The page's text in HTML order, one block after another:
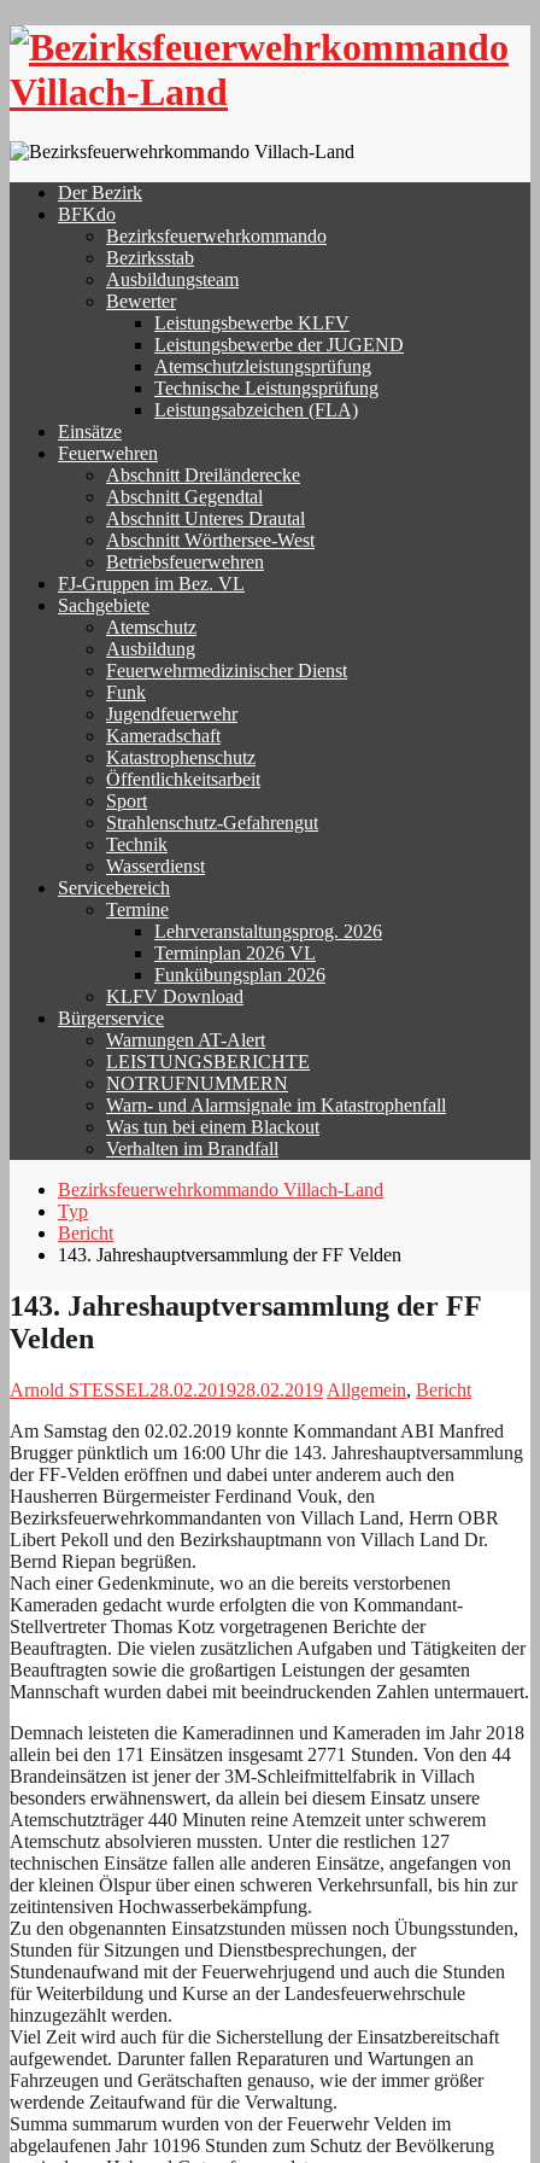
Skip
content
Der Bezirk
BFKdo
Bezirksfeuerwehrkommando
Bezirksstab
Ausbildungsteam
Bewerter
Leistungsbewerbe KLFV
Leistungsbewerbe der JUGEND
Atemschutzleistungsprüfung
Technische Leistungsprüfung
Leistungsabzeichen (FLA)
Einsätze
Feuerwehren
Abschnitt Dreiländerecke
Abschnitt Gegendtal
Abschnitt Unteres Drautal
Abschnitt Wörthersee-West
Betriebsfeuerwehren
FJ-Gruppen im Bez. VL
Sachgebiete
Atemschutz
Ausbildung
Feuerwehrmedizinischer Dienst
Funk
Jugendfeuerwehr
Kameradschaft
Katastrophenschutz
Öffentlichkeitsarbeit
Sport
Strahlenschutz-Gefahrengut
Technik
Wasserdienst
Servicebereich
Termine
Lehrveranstaltungsprog. 2026
Terminplan 2026 VL
Funkübungsplan 2026
KLFV Download
Bürgerservice
Warnungen AT-Alert
LEISTUNGSBERICHTE
NOTRUFNUMMERN
Warn- und Alarmsignale im Katastrophenfall
Was tun bei einem Blackout
Verhalten im Brandfall
Bezirksfeuerwehrkommando Villach-Land
Typ
Bericht
143. Jahreshauptversammlung der FF Velden
143. Jahreshauptversammlung der FF
Velden
Arnold STESSEL28.02.201928.02.2019 Allgemein, Bericht
Am Samstag den 02.02.2019 konnte Kommandant ABI Manfred
Brugger pünktlich um 16:00 Uhr die 143. Jahreshauptversammlung
der FF-Velden eröffnen und dabei unter anderem auch den
Hausherren Bürgermeister Ferdinand Vouk, den
Bezirksfeuerwehrkommandanten von Villach Land, Herrn OBR
Libert Pekoll und den Bezirkshauptmann von Villach Land Dr.
Bernd Riepan begrüßen.
Nach einer Gedenkminute, wo an die bereits verstorbenen
Kameraden gedacht wurde erfolgten die von Kommandant-
Stellvertreter Thomas Kotz vorgetragenen Berichte der
Beauftragten. Die vielen zusätzlichen Aufgaben und Tätigkeiten der
Beauftragten sowie die großartigen Leistungen der gesamten
Mannschaft wurden dabei mit beeindruckenden Zahlen untermauert.
Demnach leisteten die Kameradinnen und Kameraden im Jahr 2018
allein bei den 171 Einsätzen insgesamt 2771 Stunden. Von den 44
Brandeinsätzen ist jener der 3M-Schleifmittelfabrik in Villach
besonders erwähnenswert, da allein bei diesem Einsatz unsere
Atemschutzträger 440 Minuten reine Atemzeit unter schwerem
Atemschutz absolvieren mussten. Unter die restlichen 127
technischen Einsätze fallen alle anderen Einsätze, angefangen von
der kleinen Ölspur über einen schweren Verkehrsunfall, bis hin zur
zeitintensiven Hochwasserbekämpfung.
Zu den obgenannten Einsatzstunden müssen noch Übungsstunden,
Stunden für Sitzungen und Dienstbesprechungen, der
Stundenaufwand mit der Feuerwehrjugend und auch die Stunden
für Weiterbildung und Kurse an der Landesfeuerwehrschule
hinzugezählt werden.
Viel Zeit wird auch für die Sicherstellung der Einsatzbereitschaft
aufgewendet. Darunter fallen Reparaturen und Wartungen an
Fahrzeugen und Gerätschaften genauso, wie der immer größer
werdende Zeitaufwand für die Verwaltung.
Summa summarum wurden von der Feuerwehr Velden im
abgelaufenen Jahr 10196 Stunden zum Schutz der Bevölkerung